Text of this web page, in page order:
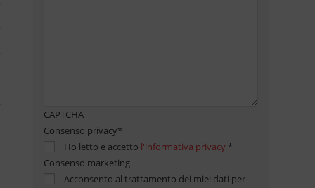
CAPTCHA
Consenso privacy*
Ho letto e accetto l'informativa privacy *
Consenso marketing
Acconsento al trattamento dei miei dati per